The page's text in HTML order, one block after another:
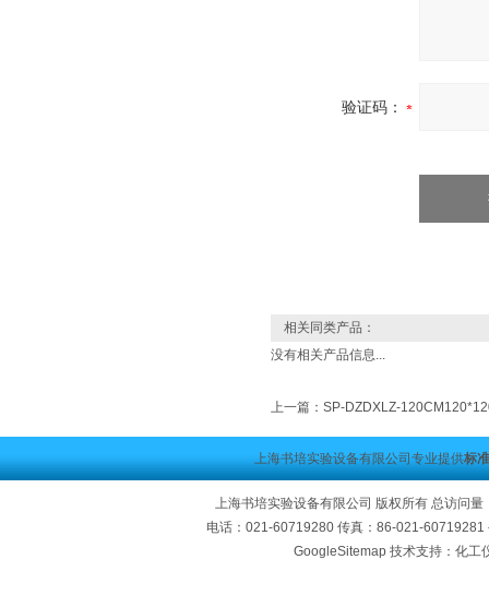
验证码：
相关同类产品：
没有相关产品信息...
上一篇： SP-DZDXLZ-
上海书培实验设备有限公司专业提供标
上海书培实验设备有限公司 版权所有 总访问量
电话：021-60719280 传真：86-021-
GoogleSitemap技术支持：化工